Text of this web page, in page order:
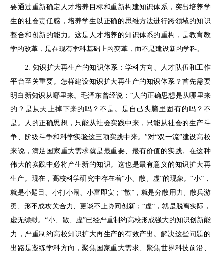
要通过重新确定人才培养目标和重新构建知识体系，突出培养学
生的社会责任感，培养学生以正确的思维方法进行跨领域的知识
整合和创新的能力。这是人才培养的知识体系的重构，是教育教
学的改革，是在现有学科基础上的变革，而不是建设新的学科。
2. 知识扩大再生产的知识体系：学科方向、人才队伍和工作
平台至关重要。怎样建设知识扩大再生产的知识体系？首先需要
明白新知识从哪里来。毛泽东曾经说：“人的正确思想是从哪里来
的？是从天上掉下来的吗？不是。是自己头脑里固有的吗？不
是。人的正确思想，只能从社会实践中来，只能从社会的生产斗
争、阶级斗争和科学实验这三项实践中来。”对“双一流”建设高校
来说，满足国家重大需求就是最重要、最有价值的实践。在这种
伟大的实践中必将产生新的知识。这也是最有意义的知识扩大再
生产。现在，高校科学研究中存在着“小、散、虚”的现象。“小”，
就是小题目、小打小闹、小富即安；“散”，就是分散用力、散兵游
勇、形不成攻关合力、更谈不上协同创新；“虚”，就是脱离实际，
虚无缥缈。“小、散、虚”已经严重制约高校形成强大的知识创新能
力，严重制约高校知识扩大再生产的有效产出。解决这些问题的
出路是凝练学科方向，聚焦国家重大需求、聚焦世界科技前沿、